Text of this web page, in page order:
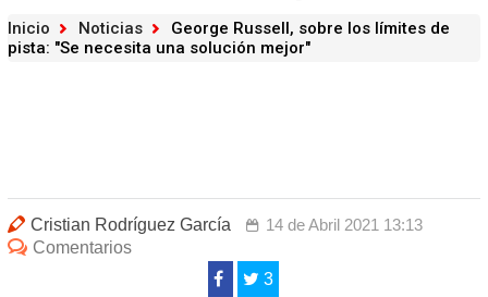
Inicio Noticias
George Russell, sobre los límites de
pista: "Se necesita una solución mejor"
Cristian Rodríguez García
14 de Abril 2021 13:13
Comentarios
3